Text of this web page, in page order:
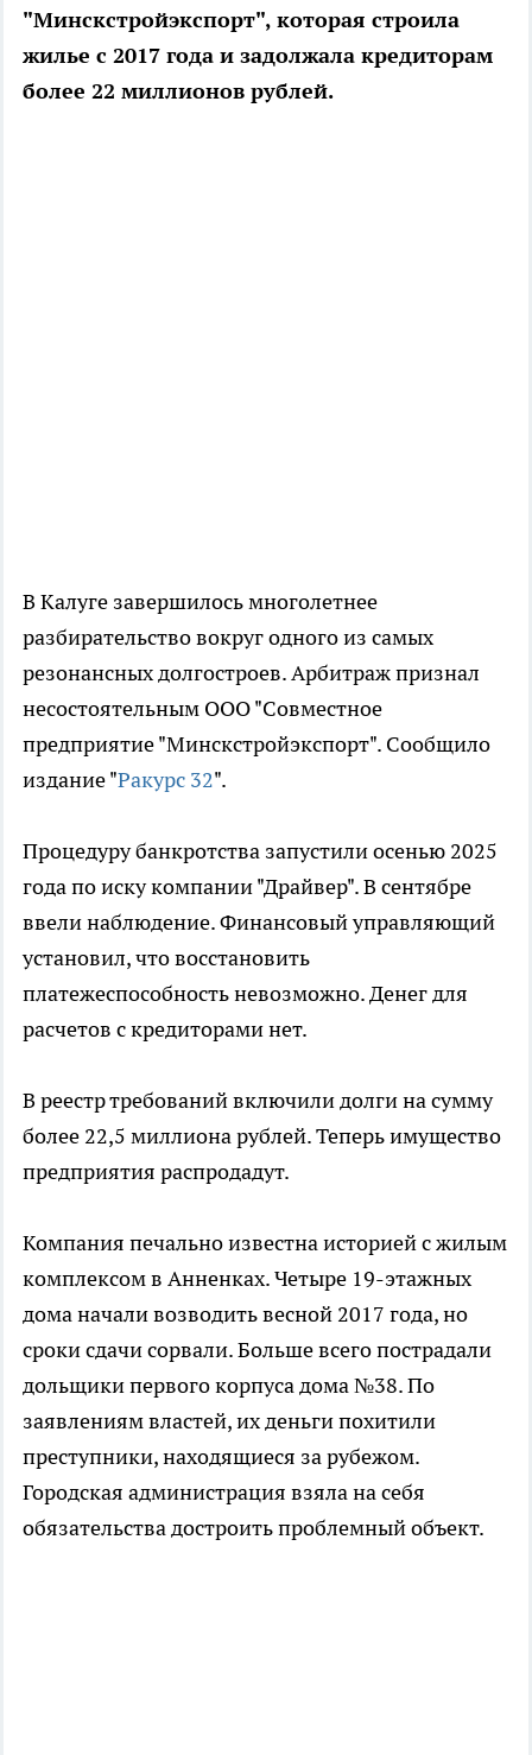
"Минскстройэкспорт", которая строила
жилье с 2017 года и задолжала кредиторам
более 22 миллионов рублей.
В Калуге завершилось многолетнее
разбирательство вокруг одного из самых
резонансных долгостроев. Арбитраж признал
несостоятельным ООО "Совместное
предприятие "Минскстройэкспорт". Сообщило
издание "Ракурс 32".
Процедуру банкротства запустили осенью 2025
года по иску компании "Драйвер". В сентябре
ввели наблюдение. Финансовый управляющий
установил, что восстановить
платежеспособность невозможно. Денег для
расчетов с кредиторами нет.
В реестр требований включили долги на сумму
более 22,5 миллиона рублей. Теперь имущество
предприятия распродадут.
Компания печально известна историей с жилым
комплексом в Анненках. Четыре 19-этажных
дома начали возводить весной 2017 года, но
сроки сдачи сорвали. Больше всего пострадали
дольщики первого корпуса дома №38. По
заявлениям властей, их деньги похитили
преступники, находящиеся за рубежом.
Городская администрация взяла на себя
обязательства достроить проблемный объект.